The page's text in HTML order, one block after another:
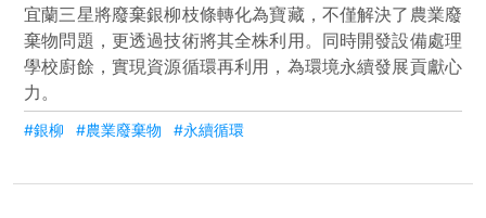
宜蘭三星將廢棄銀柳枝條轉化為寶藏，不僅解決了農業廢
棄物問題，更透過技術將其全株利用。同時開發設備處理
學校廚餘，實現資源循環再利用，為環境永續發展貢獻心
力。
#銀柳 #農業廢棄物 #永續循環